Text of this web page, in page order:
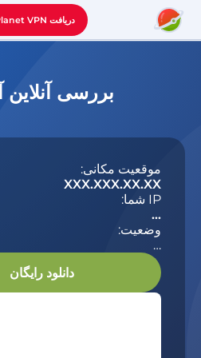
دریافت Planet VPN
بررسی
موقعیت مکانی:
XXX.XXX.XX.XX
IP شما:
…
وضعیت:
…
دانلود رایگان